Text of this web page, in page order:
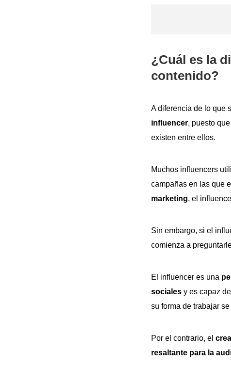
¿Cuál es la
contenido?
A diferencia de lo que
influencer, puesto
existen entre ellos.
Muchos influencers
campañas en las que el
marketing, el
Sin embargo, si el
comienza a
El influencer es una
sociales y es capaz
su forma de trabajar
Por el contrario, el
resaltante para la